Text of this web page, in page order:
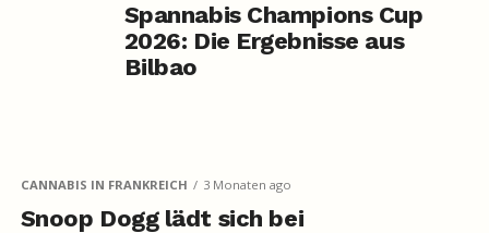
Spannabis Champions Cup
2026: Die Ergebnisse aus
Bilbao
CANNABIS IN FRANKREICH 3 Monaten ago
Snoop Dogg lädt sich bei